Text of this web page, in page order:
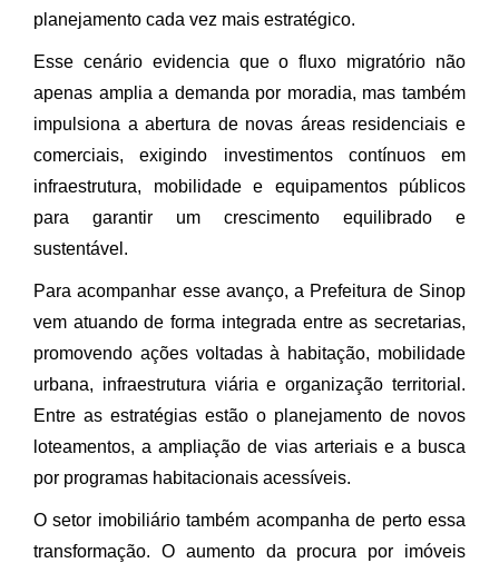
planejamento cada vez mais estratégico.
Esse cenário evidencia que o fluxo migratório não
apenas amplia a demanda por moradia, mas também
impulsiona a abertura de novas áreas residenciais e
comerciais, exigindo investimentos contínuos em
infraestrutura, mobilidade e equipamentos públicos
para garantir um crescimento equilibrado e
sustentável.
Para acompanhar esse avanço, a Prefeitura de Sinop
vem atuando de forma integrada entre as secretarias,
promovendo ações voltadas à habitação, mobilidade
urbana, infraestrutura viária e organização territorial.
Entre as estratégias estão o planejamento de novos
loteamentos, a ampliação de vias arteriais e a busca
por programas habitacionais acessíveis.
O setor imobiliário também acompanha de perto essa
transformação. O aumento da procura por imóveis